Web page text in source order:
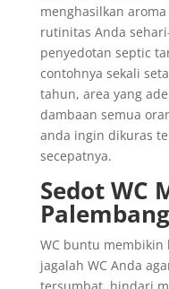
menghasilkan
rutinitas Anda
penyedotan septic
contohnya sekali
tahun, area yang
dambaan semua
anda ingin dikuras
secepatnya.
Sedot WC
Palembang
WC buntu membikin
jagalah WC Anda
tersumbat, hindari